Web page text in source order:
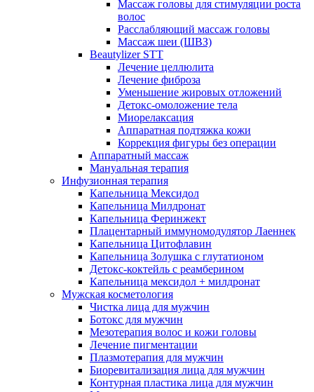
Массаж головы для стимуляции роста
волос
Расслабляющий массаж головы
Массаж шеи (ШВЗ)
Beautylizer STT
Лечение целлюлита
Лечение фиброза
Уменьшение жировых отложений
Детокс-омоложение тела
Миорелаксация
Аппаратная подтяжка кожи
Коррекция фигуры без операции
Аппаратный массаж
Мануальная терапия
Инфузионная терапия
Капельница Мексидол
Капельница Милдронат
Капельница Феринжект
Плацентарный иммуномодулятор Лаеннек
Капельница Цитофлавин
Капельница Золушка с глутатионом
Детокс-коктейль с реамберином
Капельница мексидол + милдронат
Мужская косметология
Чистка лица для мужчин
Ботокс для мужчин
Мезотерапия волос и кожи головы
Лечение пигментации
Плазмотерапия для мужчин
Биоревитализация лица для мужчин
Контурная пластика лица для мужчин